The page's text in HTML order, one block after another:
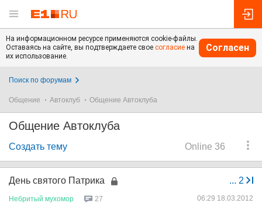
На информационном ресурсе применяются cookie-файлы.
Оставаясь на сайте, вы подтверждаете свое согласие на
их использование.
Согласен
Поиск по форумам
Общение Автоклуб Общение Автоклуба
Общение Автоклуба
Online 36
Создать тему
... 2
День святого Патрика
Небритый мухомор 27 06:29 18.03.2012